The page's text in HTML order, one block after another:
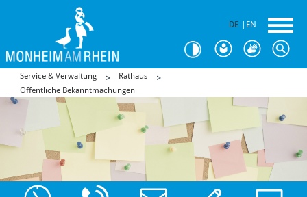
DE EN
Service & Verwaltung
Rathaus
Öffentliche Bekanntmachungen